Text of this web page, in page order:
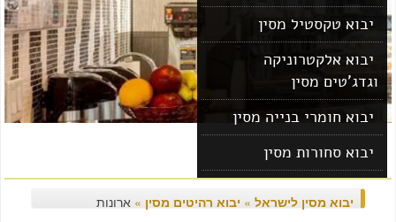
יבוא טקסטיל מסין
יבוא אלקטרוניקה
וגדג'טים מסין
יבוא חומרי בנייה מסין
יבוא סחורות מסין
יבוא מוצרים מסין
יבוא מסין לישראל»יבוא רהיטים מסין»ארונות